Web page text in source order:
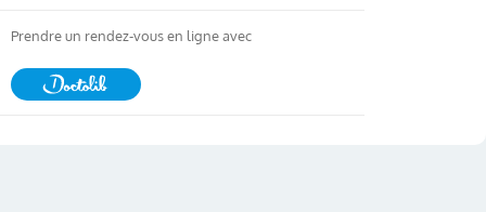
Prendre un rendez-vous en ligne avec